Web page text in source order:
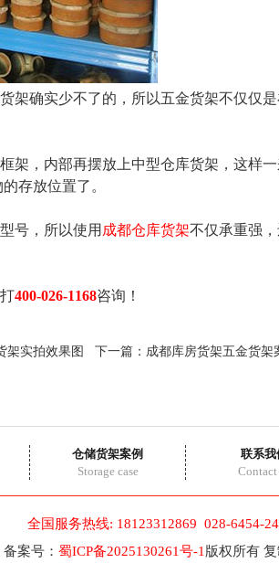
确实少不了的，所以五金货架不仅仅
，内部再摆放上中型仓库货架，这样一
存放位置了。
号，所以使用 成都仓库货架不仅承重强
400-026-1168咨询！
架实拍效果图 下一篇： 成都库房货架五金货架
仓储货架案例
Storage case
联系我
Contact
全国服务热线: 18123312869 028-6454-
备案号： 蜀ICP备2025130261号-1 版权所有